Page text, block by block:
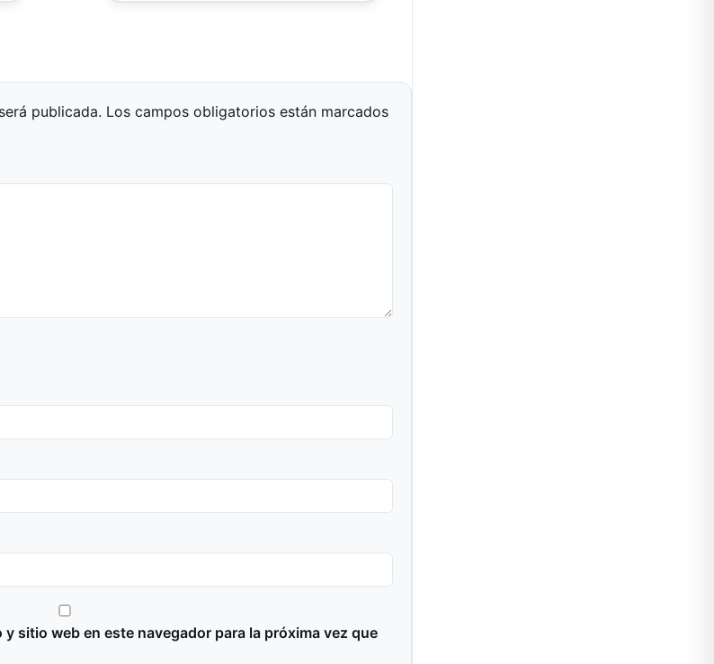
publicada. Los campos obligatorios están marcados
sitio web en este navegador para la próxima vez que